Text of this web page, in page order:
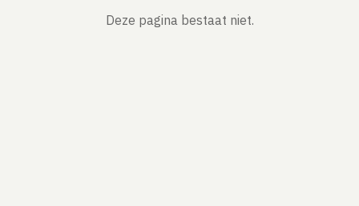
Deze pagina bestaat niet.